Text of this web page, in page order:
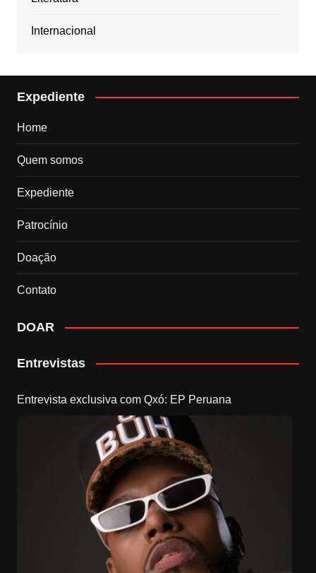
Internacional
Expediente
Home
Quem somos
Expediente
Patrocínio
Doação
Contato
DOAR
Entrevistas
Entrevista exclusiva com Qxó: EP Peruana